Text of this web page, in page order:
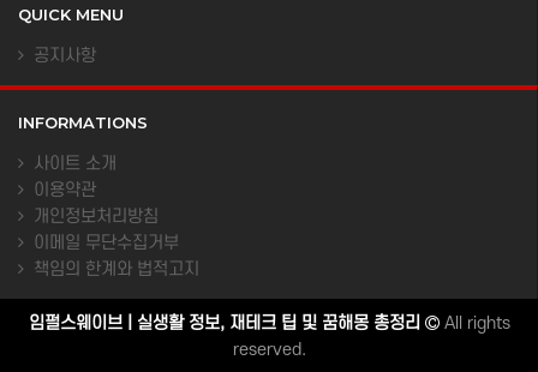
QUICK MENU
공지사항
INFORMATIONS
사이트 소개
이용약관
개인정보처리방침
이메일 무단수집거부
책임의 한계와 법적고지
임펄스웨이브 | 실생활 정보, 재테크 팁 및 꿈해몽 총정리
All rights
reserved.